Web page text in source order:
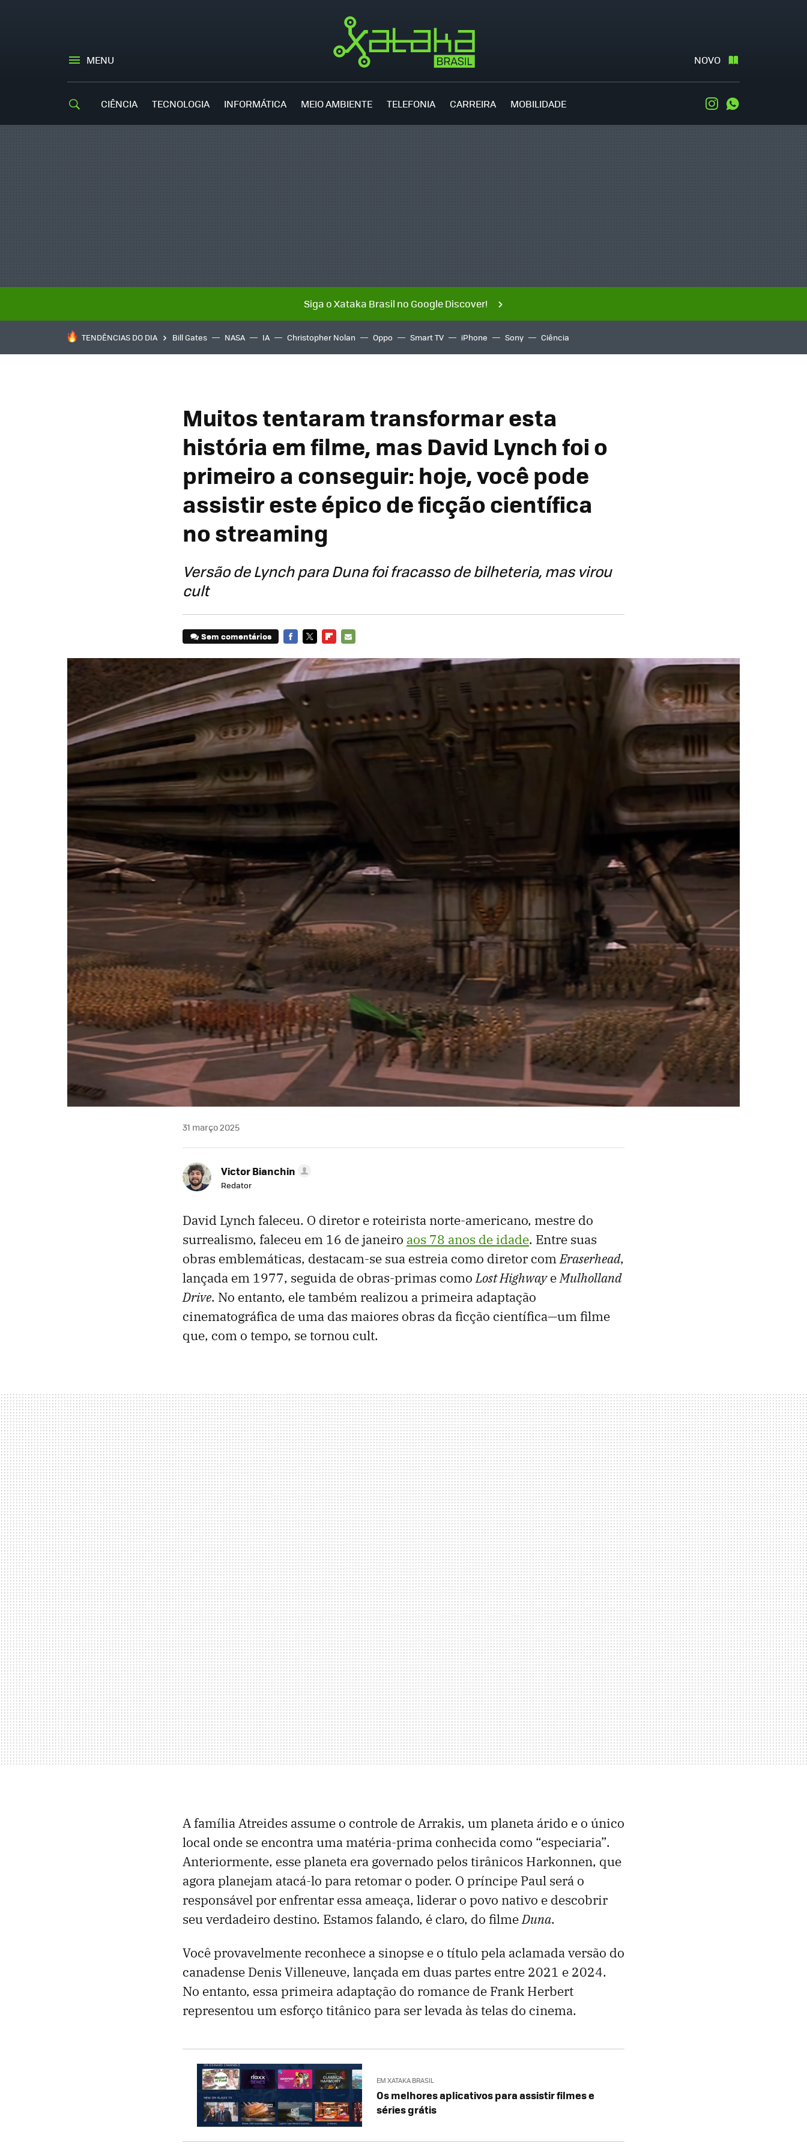
MENU NOVO
CIÊNCIA TECNOLOGIA INFORMÁTICA MEIO AMBIENTE TELEFONIA CARREIRA MOBILIDADE Instagram
Siga o Xataka Brasil no Google Discover!
TENDÊNCIAS DO DIA Bill Gates NASA IA Christopher Nolan Oppo Smart TV iPhone Sony Ciência
Muitos tentaram transformar esta
história em filme, mas David Lynch foi o
primeiro a conseguir: hoje, você pode
assistir este épico de ficção científica
no streaming
Versão de Lynch para Duna foi fracasso de bilheteria, mas virou
cult
Sem comentários
MAIL
31 março 2025
Victor Bianchin
Redator
David Lynch faleceu. O diretor e roteirista norte-americano, mestre do
surrealismo, faleceu em 16 de janeiro aos 78 anos de idade. Entre suas
obras emblemáticas, destacam-se sua estreia como diretor comEraserhead,
lançada em 1977, seguida de obras-primas comoLost HighwayeMulholland
Drive. No entanto, ele também realizou a primeira adaptação
cinematográfica de uma das maiores obras da ficção científica—um filme
que, com o tempo, se tornou cult.
A família Atreides assume o controle de Arrakis, um planeta árido e o único
local onde se encontra uma matéria-prima conhecida como “especiaria”.
Anteriormente, esse planeta era governado pelos tirânicos Harkonnen, que
agora planejam atacá-lo para retomar o poder. O príncipe Paul será o
responsável por enfrentar essa ameaça, liderar o povo nativo e descobrir
seu verdadeiro destino. Estamos falando, é claro, do filmeDuna.
Você provavelmente reconhece a sinopse e o título pela aclamada versão do
canadense Denis Villeneuve, lançada em duas partes entre 2021 e 2024.
No entanto, essa primeira adaptação do romance de Frank Herbert
representou um esforço titânico para ser levada às telas do cinema.
EM XATAKA BRASIL
Os melhores aplicativos para assistir filmes e
séries grátis